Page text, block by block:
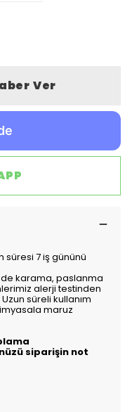
Ver
7 iş gününü
karama, paslanma
alerji testinden
süreli kullanım
maruz
siparişin not